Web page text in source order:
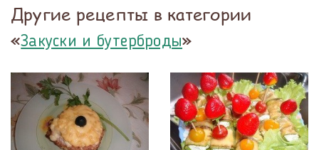
Другие рецепты в категории
«Закуски и бутерброды»